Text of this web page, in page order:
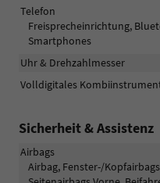
Telefon
Freisprecheinrichtung,
Smartphones
Uhr & Drehzahlmesser
Volldigitales
Sicherheit & Assistenz
Airbags
Airbag, Fenster-/